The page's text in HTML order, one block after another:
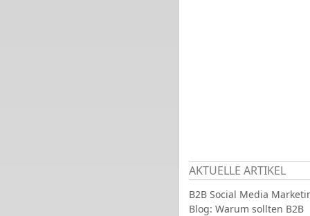
AKTUELLE ARTIKEL
B2B Social Media
Blog: Warum sollten B2B